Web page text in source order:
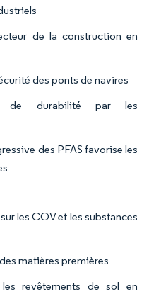
de la construction en
des ponts de navires
de durabilité par les
des PFAS favorise les
les COV et les substances
matières premières
revêtements de sol en